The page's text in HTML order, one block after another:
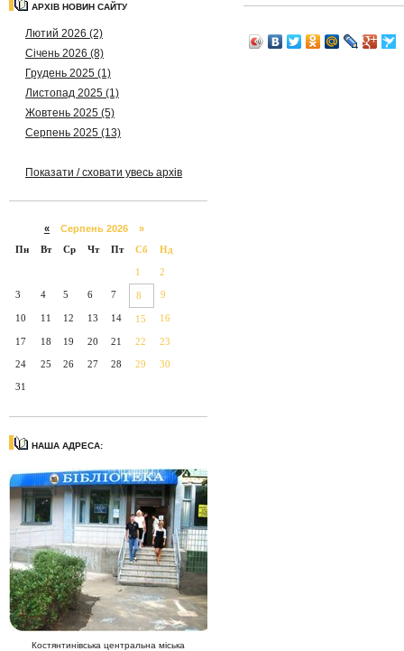
АРХІВ НОВИН САЙТУ
Лютий 2026 (2)
Січень 2026 (8)
Грудень 2025 (1)
Листопад 2025 (1)
Жовтень 2025 (5)
Серпень 2025 (13)
Показати / сховати увесь архів
« Серпень 2026 »
Пн
Вт Ср Чт Пт Сб Нд
1 2
3 4 5 6 7 8 9
10 11 12 13 14 15 16
17 18 19 20 21 22 23
24 25 26 27 28 29 30
31
НАША АДРЕСА:
Костянтинівська центральна міська